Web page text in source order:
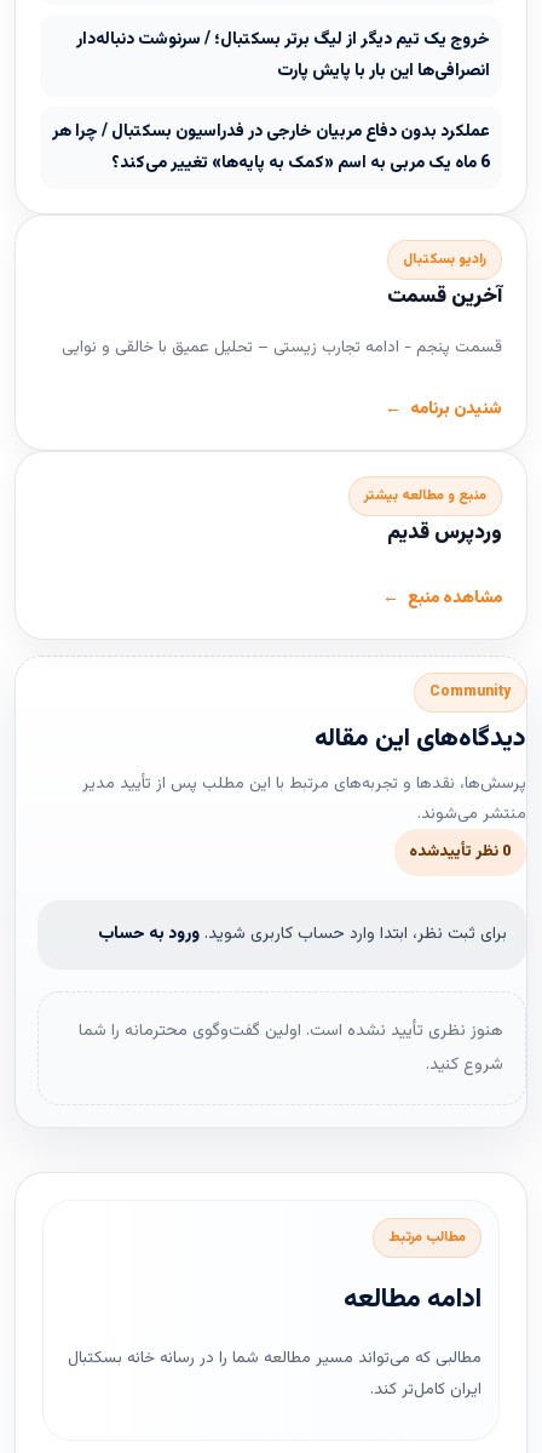
خروج یک تیم دیگر از لیگ برتر بسکتبال؛ / سرنوشت دنباله‌دار
انصرافی‌ها این بار با پایش پارت
عملکرد بدون دفاع مربیان خارجی در فدراسیون بسکتبال / چرا هر
6 ماه یک مربی به اسم «کمک به پایه‌ها» تغییر می‌کند؟
رادیو بسکتبال
آخرین قسمت
قسمت پنجم - ادامه تجارب زیستی – تحلیل عمیق با خالقی و نوایی
شنیدن برنامه
منبع و مطالعه بیشتر
وردپرس قدیم
مشاهده منبع
Community
دیدگاه‌های این مقاله
پرسش‌ها، نقدها و تجربه‌های مرتبط با این مطلب پس از تأیید مدیر
منتشر می‌شوند.
0 نظر تأییدشده
برای ثبت نظر، ابتدا وارد حساب کاربری شوید. ورود به حساب
هنوز نظری تأیید نشده است. اولین گفت‌وگوی محترمانه را شما
شروع کنید.
مطالب مرتبط
ادامه مطالعه
مطالبی که می‌تواند مسیر مطالعه شما را در رسانه خانه بسکتبال
ایران کامل‌تر کند.